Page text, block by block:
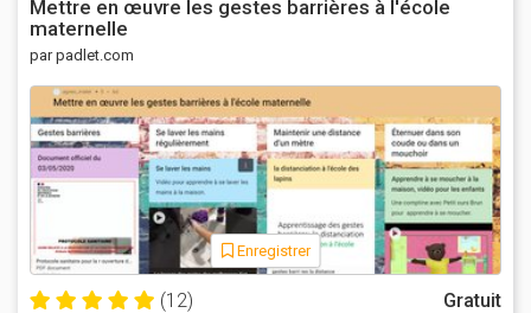
Mettre en œuvre les gestes barrières à l'école
maternelle
par padlet.com
Enregistrer
(12)
Gratuit